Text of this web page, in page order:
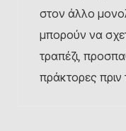
στον άλλο
μπορούν να
τραπέζι,
πράκτορες πριν